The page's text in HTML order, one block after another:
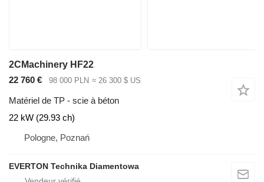
2CMachinery HF22
22 760 €
98 000 PLN ≈ 26 300 $ US
Matériel de TP - scie à béton
22 kW (29.93 ch)
Pologne, Poznań
EVERTON Technika Diamentowa